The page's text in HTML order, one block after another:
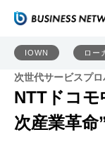
IOWN ロー
次世代サービスプ
NTTドコモ
次産業革命